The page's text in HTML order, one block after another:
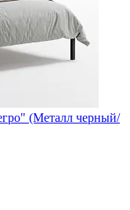
(Металл черный/